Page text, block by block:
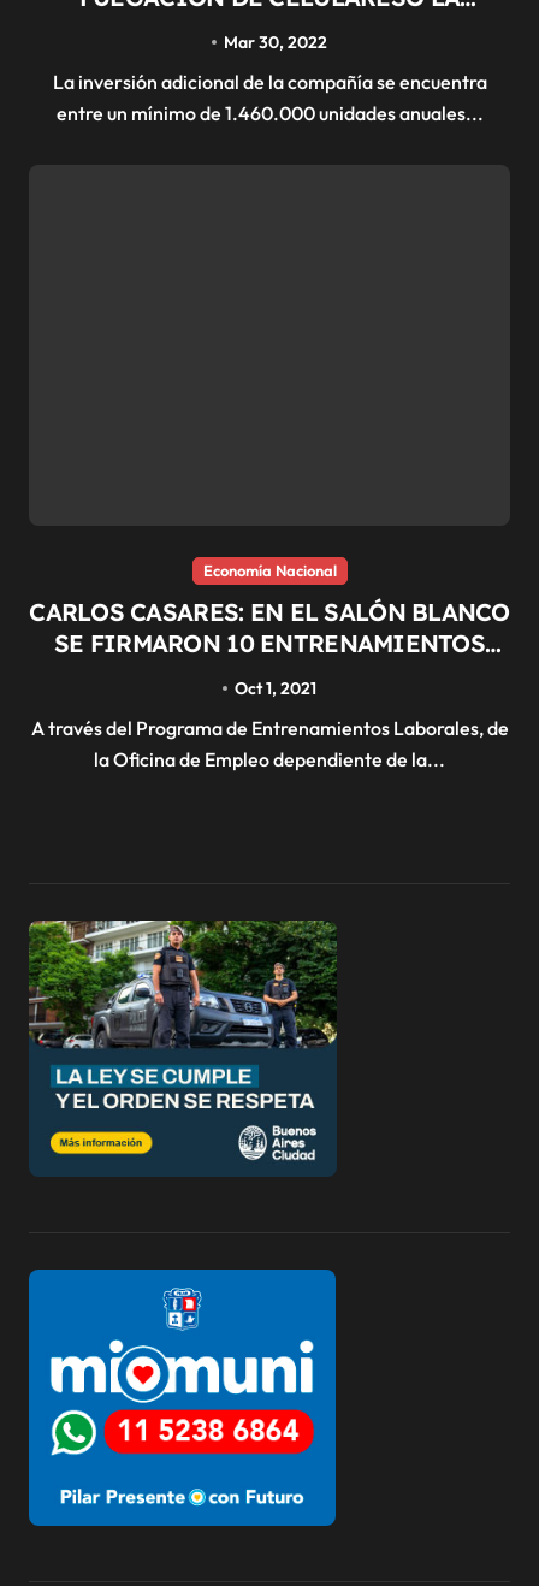
Mar 30, 2022
La inversión adicional de la compañía se encuentra
entre un mínimo de 1.460.000 unidades anuales...
Economía Nacional
CARLOS CASARES: EN EL SALÓN BLANCO
SE FIRMARON 10 ENTRENAMIENTOS
Oct 1, 2021
A través del Programa de Entrenamientos Laborales, de
la Oficina de Empleo dependiente de la...